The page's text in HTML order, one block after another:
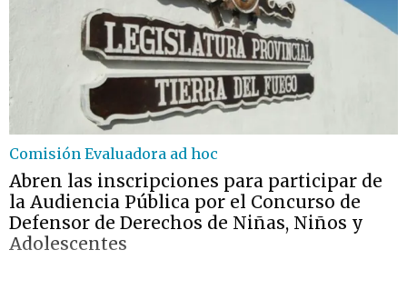
Comisión Evaluadora ad hoc
Abren las inscripciones para participar de
la Audiencia Pública por el Concurso de
Defensor de Derechos de Niñas, Niños y
Adolescentes